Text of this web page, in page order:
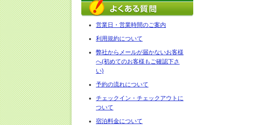
営業日・営業時間のご案内
利用規約について
弊社からメールが届かないお客様
へ(初めてのお客様もご確認下さ
い)
予約の流れについて
チェックイン・チェックアウトに
ついて
宿泊料金について